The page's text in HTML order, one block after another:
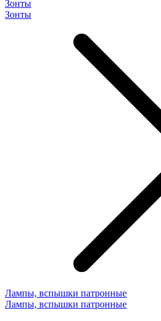
Зонты
Зонты
Лампы, вспышки патронные
Лампы, вспышки патронные